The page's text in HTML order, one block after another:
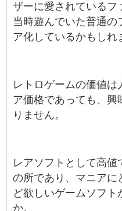
ザーに愛されているフ
当時遊んでいた普通の
ア化しているかもしれ
レトロゲームの価値は
ア価格であっても、興
りません。
レアソフトとして高値
の所であり、マニアに
ど欲しいゲームソフ
か。